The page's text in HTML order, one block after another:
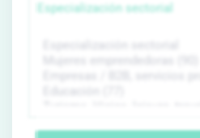
Especialización sectorial